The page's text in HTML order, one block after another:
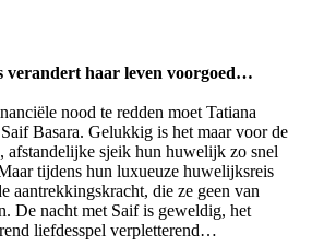
verandert haar leven voorgoed…
nood te redden moet Tatiana
Basara. Gelukkig is het maar voor de
afstandelijke sjeik hun huwelijk zo snel
tijdens hun luxueuze huwelijksreis
aantrekkingskracht, die ze geen van
De nacht met Saif is geweldig, het
liefdesspel verpletterend…